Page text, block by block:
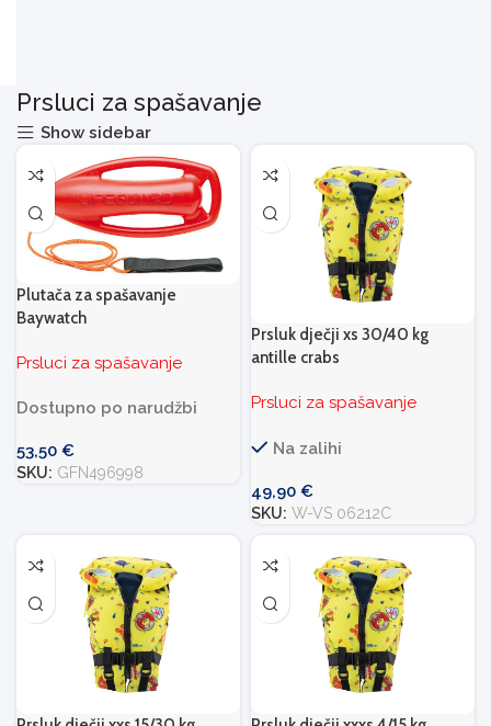
Prsluci za spašavanje
Show sidebar
Plutača za spašavanje
Baywatch
Prsluci za spašavanje
Dostupno po narudžbi
53,50 €
SKU: GFN496998
Prsluk dječji xs 30/40 kg
antille crabs
Prsluci za spašavanje
Na zalihi
49,90 €
SKU: W-VS 06212C